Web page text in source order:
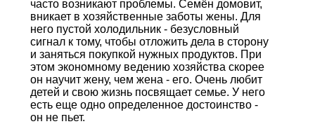
часто возникают проблемы. Семён домовит,
вникает в хозяйственные заботы жены. Для
него пустой холодильник - безусловный
сигнал к тому, чтобы отложить дела в сторону
и заняться покупкой нужных продуктов. При
этом экономному ведению хозяйства скорее
он научит жену, чем жена - его. Очень любит
детей и свою жизнь посвящает семье. У него
есть еще одно определенное достоинство -
он не пьет.